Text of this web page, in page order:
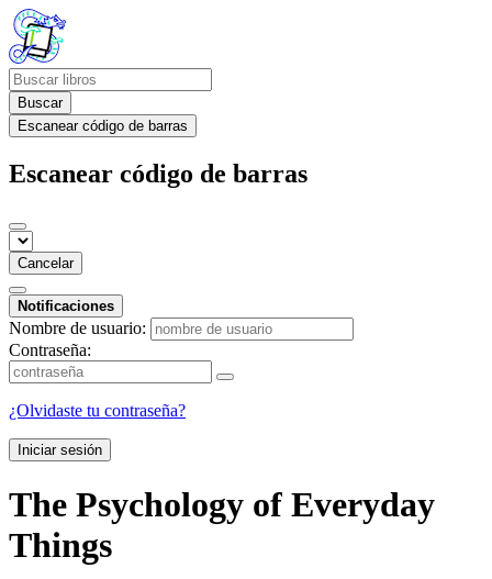
Buscar
Escanear código de barras
Escanear código de barras
Cancelar
Notificaciones
Nombre de usuario:
Contraseña:
¿Olvidaste tu contraseña?
Iniciar sesión
The Psychology of Everyday
Things